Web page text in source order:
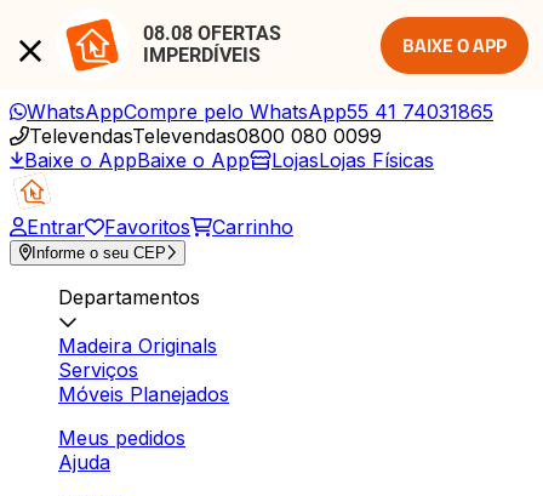
08.08 OFERTAS
IMPERDÍVEIS
BAIXE O APP
WhatsAppCompre pelo WhatsApp55 41 74031865
TelevendasTelevendas0800 080 0099
Baixe o AppBaixe o App LojasLojas Físicas
Entrar Favoritos Carrinho
Informe o seu CEP
Departamentos
Madeira Originals
Serviços
Móveis Planejados
Meus pedidos
Ajuda